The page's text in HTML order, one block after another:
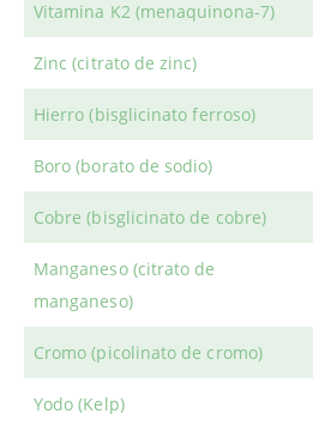
Vitamina K2 (menaquinona-7)
Zinc (citrato de zinc)
Hierro (bisglicinato ferroso)
Boro (borato de sodio)
Cobre (bisglicinato de cobre)
Manganeso (citrato de
manganeso)
Cromo (picolinato de cromo)
Yodo (Kelp)